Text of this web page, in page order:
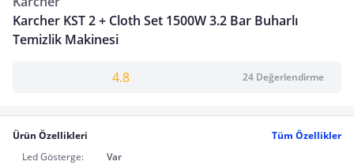
Karcher KST 2 + Cloth Set 1500W 3.2 Bar Buharlı
Temizlik Makinesi
4.8 24 Değerlendirme
Ürün Özellikleri
Tüm Özellikler
Led Gösterge:
Var